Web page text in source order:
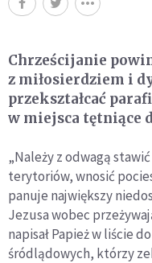
Chrześcijanie
z miłosierdziem i
przekształcać
w miejsca tętniące
„Należy z odwagą
terytoriów, wnosić
panuje największy
Jezusa wobec
napisał Papież w liście
śródlądowych, którzy